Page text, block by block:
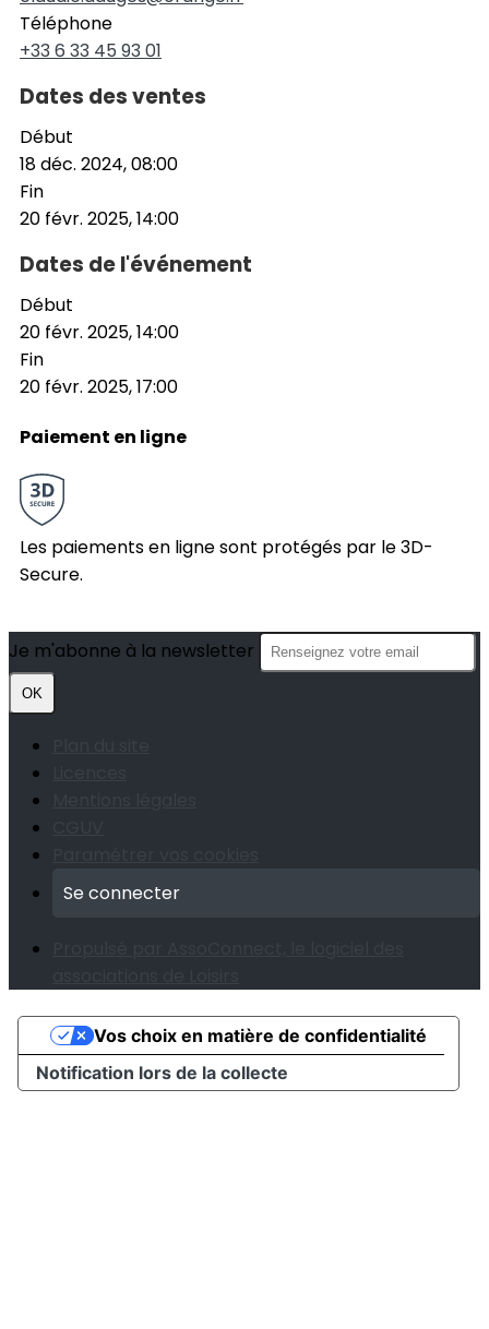
Téléphone
+33 6 33 45 93 01
Dates des ventes
Début
18 déc. 2024, 08:00
Fin
20 févr. 2025, 14:00
Dates de l'événement
Début
20 févr. 2025, 14:00
Fin
20 févr. 2025, 17:00
Paiement en ligne
Les paiements en ligne sont protégés par le 3D-
Secure.
Je m'abonne à la newsletter
OK
Se connecter
Notification lors de la collecte
Vos choix en matière de confidentialité